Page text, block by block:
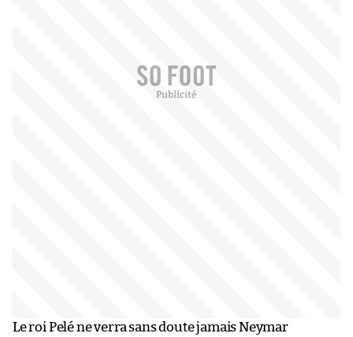
Le roi Pelé ne verra sans doute jamais Neymar